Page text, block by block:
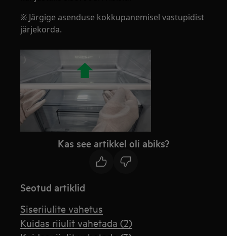
※ Järgige asenduse kokkupanemisel vastupidist
järjekorda.
Kas see artikkel oli abiks?
Seotud artiklid
Siseriiulite vahetus
Kuidas riiulit vahetada (2)